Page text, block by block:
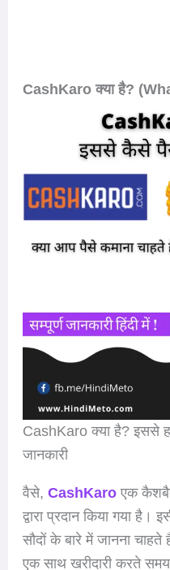
CashKaro क्या है?
CashKaro क्या है? इससे
जानकारी
वैसे, CashKaroएक
द्वारा प्रदान किया गया है।
सौदों के बारे में जानना
एक साथ खरीदारी करते